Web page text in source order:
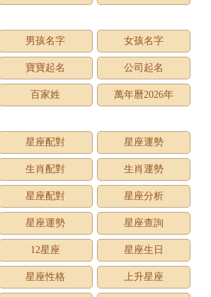
男孩名字 女孩名字
寶寶起名 公司起名
百家姓 萬年曆2026年
星座配對 星座運勢
生肖配對 生肖運勢
星座配對 星座分析
星座運勢 星座查詢
12星座 星座生日
星座性格 上升星座